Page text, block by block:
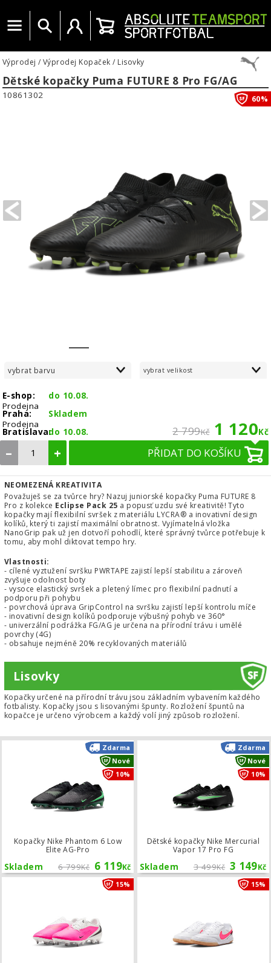
Menu Vyhledat Uživatelský účet
Košík
Výprodej / Výprodej Kopaček / Lisovky
Dětské kopačky Puma FUTURE 8 Pro FG/AG
PREVIOUS
10861302 60%
vybrat barvu vybrat velikost
E-shop:
do 10.08.
Prodejna
Praha:
Skladem
Prodejna
Bratislava:do 10.08. 2 799Kč 1 120Kč
– + PŘIDAT DO KOŠÍKU
NEOMEZENÁ KREATIVITA
Považuješ se za tvůrce hry? Nazuj juniorské kopačky Puma FUTURE 8
Pro z kolekce Eclipse Pack 25 a popusť uzdu své kreativitě! Tyto
kopačky mají flexibilní svršek z materiálu LYCRA® a inovativní design
kolíků, který ti zajistí maximální obratnost. Vyjímatelná vložka
NanoGrip pak už jen dotvoří pohodlí, které správný tvůrce potřebuje k
tomu, aby mohl diktovat tempo hry.
Vlastnosti:
- cílené vyztužení svršku PWRTAPE zajistí lepší stabilitu a zároveň
zvyšuje odolnost boty
- vysoce elastický svršek a pletený límec pro flexibilní padnutí a
podporu při pohybu
- povrchová úprava GripControl na svršku zajistí lepší kontrolu míče
- inovativní design kolíků podporuje výbušný pohyb ve 360°
- univerzální podrážka FG/AG je určena na přírodní trávu i umělé
povrchy (4G)
- obsahuje nejméně 20% recyklovaných materiálů
Lisovky
Kopačky určené na přírodní trávu jsou základním vybavením každého
fotbalisty. Kopačky jsou s lisovanými špunty. Rozložení špuntů na
kopačce je určeno výrobcem a každý volí jiný způsob rozložení.
Kopačky Nike Phantom 6 Low
Elite AG-Pro
6 799Kč 6 119Kč
Skladem
Zdarma
Nové
10%
Kopačky Nike Phantom 6 Low Elite
Dětské kopačky Nike Mercurial
Vapor 17 Pro FG
3 499Kč 3 149Kč
Skladem
Zdarma
Nové
10%
15% Kopačky Nike Phantom 6 Low 15%